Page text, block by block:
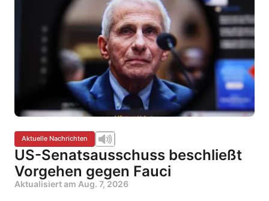
Aktuelle Nachrichten
US-Senatsausschuss beschließt
Vorgehen gegen Fauci
Aktualisiert am Aug. 7, 2026